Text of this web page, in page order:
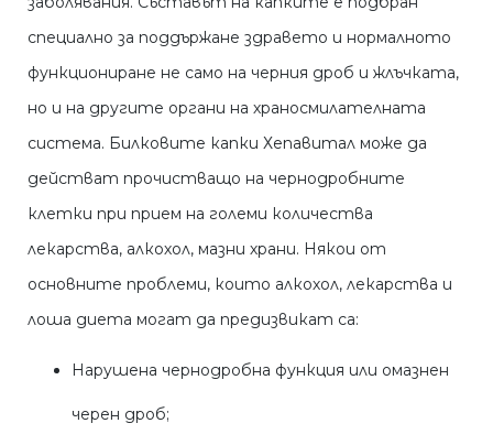
специално за поддържане здравето и нормалното
функциониране не само на черния дроб и жлъчката,
но и на другите органи на храносмилателната
система. Билковите капки Хепавитал може да
действат прочистващо на чернодробните
клетки при прием на големи количества
лекарства, алкохол, мазни храни. Някои от
основните проблеми, които алкохол, лекарства и
лоша диета могат да предизвикат са:
Нарушена чернодробна функция или омазнен
черен дроб;